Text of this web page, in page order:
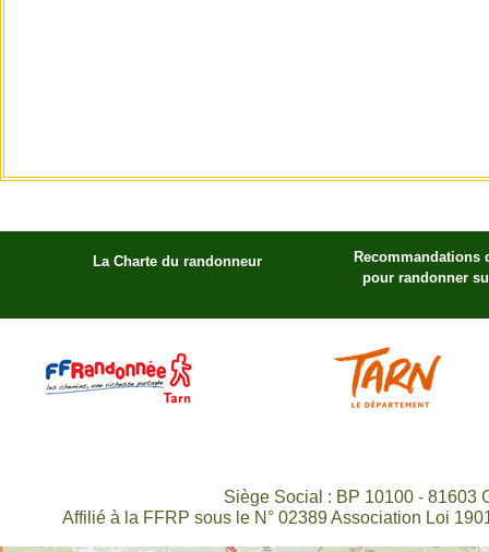
Recommandations
pour randonner
La Charte du randonneur
Siège Social : BP 10100 -
Affilié à la FFRP sous le N° 02389 Association Loi